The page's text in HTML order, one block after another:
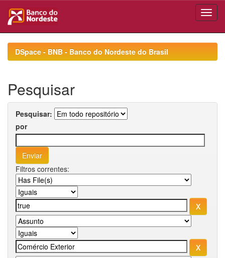
navigationDSpace - BNB - Banco do Nordeste do Brasil
Pesquisar
Pesquisar:
por
Filtros correntes: